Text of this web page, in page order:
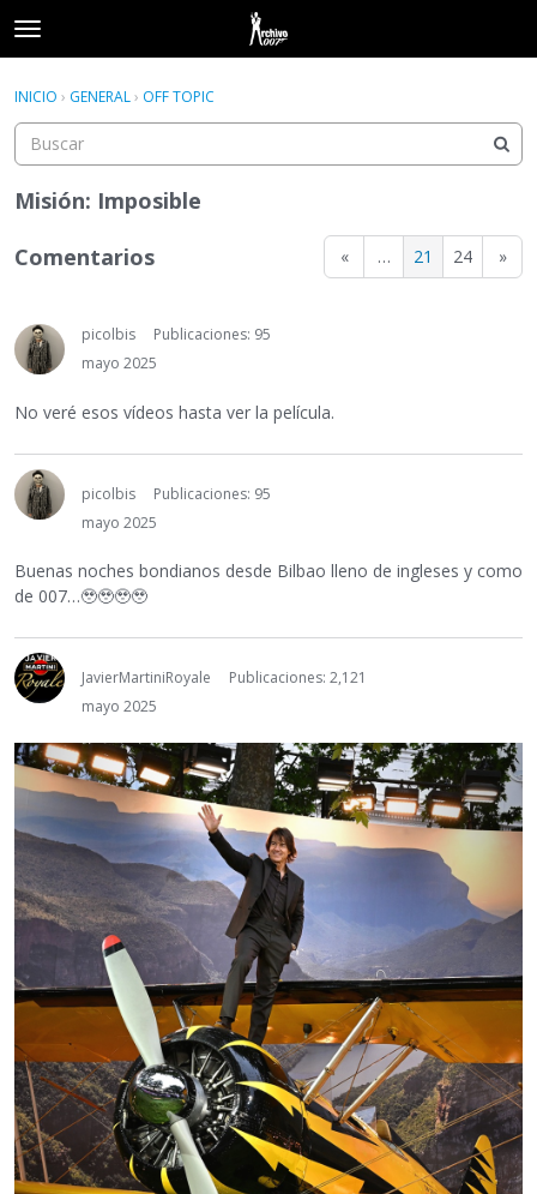
t
o
g
e
m
e
u
Acceder
Acceder Registrarse
INICIO › GENERAL› OFF TOPIC
Misión: Imposible
« … 21 24 »
Comentarios
picolbis
Publicaciones: 95
mayo 2025
No veré esos vídeos hasta ver la película.
picolbis
Publicaciones: 95
mayo 2025
Buenas noches bondianos desde Bilbao lleno de ingleses y como
de 007…🥹🥹🥹🥹
JavierMartiniRoyale
Publicaciones: 2,121
mayo 2025